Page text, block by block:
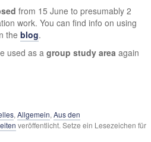
from 15 June to presumably 2
work. You can find info on using
the blog.
used as a group study area again
, Allgemein, Aus den
veröffentlicht. Setze ein Lesezeichen für